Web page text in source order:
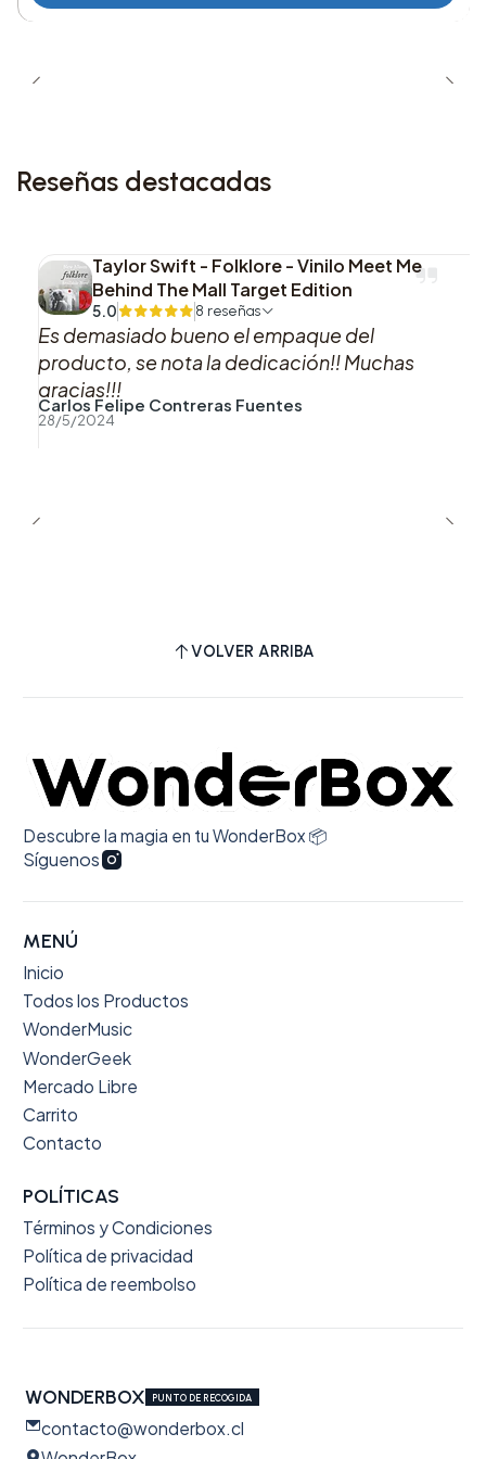
Lado B
7. The Trooper - Iron Maiden
10. Oh Yeah – Yello
13. Sweet Jane - Cowboy Junkies
Una edición pensada para quienes siguen la
serie y buscan su música en un LP con acabado
distintivo y repertorio directamente ligado a la
temporada.
Reseñas destacadas
Taylor Swift - Folklore - Vinilo Meet Me
Behind The Mall Target Edition
5.0 8 reseñas
Es demasiado bueno el empaque del
producto, se nota la dedicación!! Muchas
gracias!!!
Carlos Felipe Contreras Fuentes
28/5/2024
VOLVER ARRIBA
Descubre la magia en tu WonderBox 📦
Síguenos
MENÚ
Inicio
Todos los Productos
WonderMusic
WonderGeek
Mercado Libre
Carrito
Contacto
POLÍTICAS
Términos y Condiciones
Política de privacidad
Política de reembolso
WONDERBOX PUNTO DE RECOGIDA
contacto@wonderbox.cl